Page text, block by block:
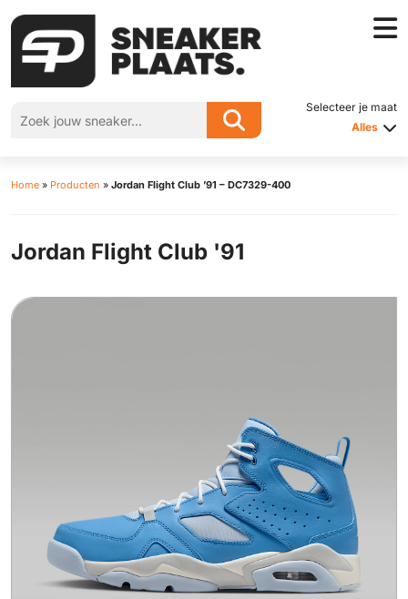
Selecteer je maat
Alles
Home » Producten » Jordan Flight Club ’91 – DC7329-400
Jordan Flight Club '91